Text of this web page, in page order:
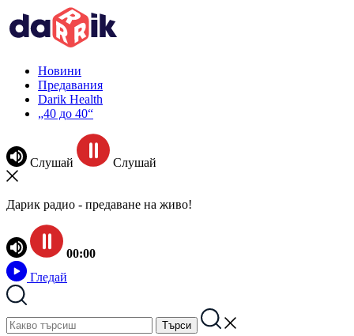
Новини
Предавания
Darik Health
„40 до 40“
Слушай Слушай
Дарик радио - предаване на живо!
00:00
Гледай